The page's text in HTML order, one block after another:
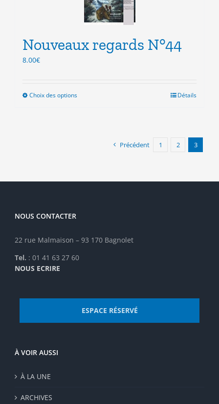
être
choisies
page
Nouveaux regards N°44
8.00€
Choix des optionsCe
être
Détails
Précédent 1 2 3
NOUS CONTACTER
22 rue Malmaison – 93 170 Bagnolet
Tel. : 01 41 63 27 60
NOUS ECRIRE
ESPACE RÉSERVÉ
À VOIR AUSSI
À LA UNE
ARCHIVES